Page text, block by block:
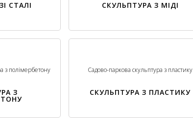
СТАЛІ СКУЛЬПТУРА З МІДІ
з полімербетону
З
Садово-паркова скульптура з пластику
СКУЛЬПТУРА З ПЛАСТИКУ